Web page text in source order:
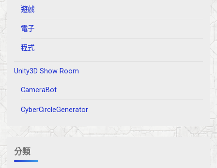
遊戲
電子
程式
Unity3D Show Room
CameraBot
CyberCircleGenerator
分類